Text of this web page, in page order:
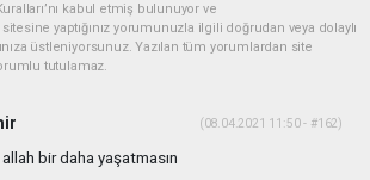
kabul etmiş bulunuyor ve
yaptığınız yorumunuzla ilgili doğrudan veya dolaylı
üstleniyorsunuz. Yazılan tüm yorumlardan site
tutulamaz.
(08.04.2021 11:50 - #162)
bir daha yaşatmasın